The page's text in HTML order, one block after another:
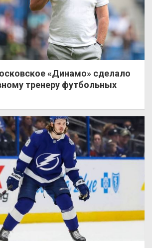
«Динамо» сделало
тренеру футбольных